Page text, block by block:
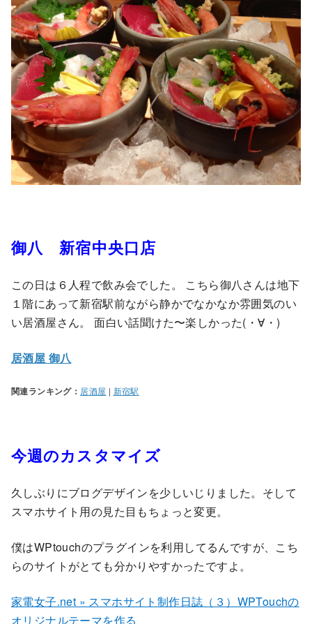
御八 新宿中央口店
この日は６人程で飲み会でした。 こちら御八さんは地下
１階にあって新宿駅前ながら静かでなかなか雰囲気のい
い居酒屋さん。 面白い話聞けた〜楽しかった(・∀・)
居酒屋 御八
関連ランキング： 居酒屋 | 新宿駅
今週のカスタマイズ
久しぶりにブログデザインを少しいじりました。そして
スマホサイト用の見た目もちょっと変更。
僕はWPtouchのプラグインを利用してるんですが、こち
らのサイトがとても分かりやすかったですよ。
家電女子.net » スマホサイト制作日誌（３）WPTouchの
オリジナルテーマを作る